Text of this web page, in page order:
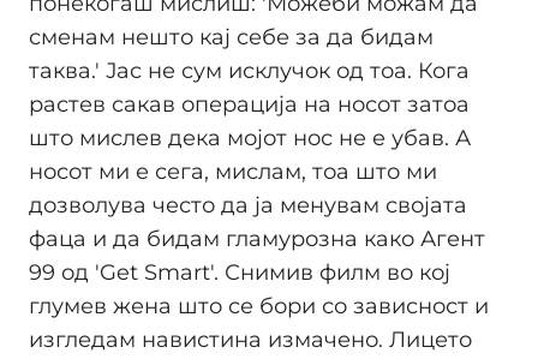
сменам нешто кај себе за да бидам
таква.' Јас не сум исклучок од тоа. Кога
растев сакав операција на носот затоа
што мислев дека мојот нос не е убав. А
носот ми е сега, мислам, тоа што ми
дозволува често да ја менувам својата
фаца и да бидам гламурозна како Агент
99 од 'Get Smart'. Снимив филм во кој
глумев жена што се бори со зависност и
изгледам навистина измачено. Лицето